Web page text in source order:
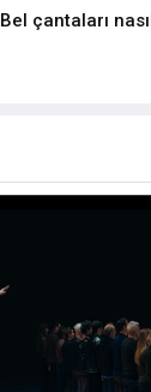
Bel çantaları